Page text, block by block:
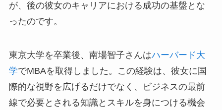
が、後の彼女のキャリアにおける成功の基盤とな
ったのです。
東京大学を卒業後、南場智子さんはハーバード大
学でMBAを取得しました。この経験は、彼女に国
際的な視野を広げるだけでなく、ビジネスの最前
線で必要とされる知識とスキルを身につける機会